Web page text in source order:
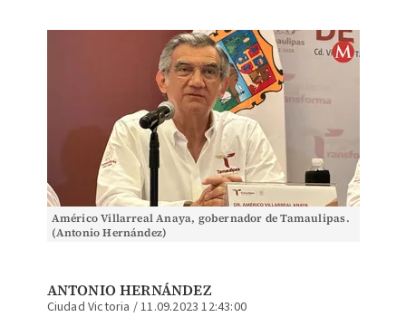
Américo Villarreal Anaya, gobernador de Tamaulipas.
(Antonio Hernández)
ANTONIO HERNÁNDEZ
Ciudad Victoria /11.09.2023 12:43:00